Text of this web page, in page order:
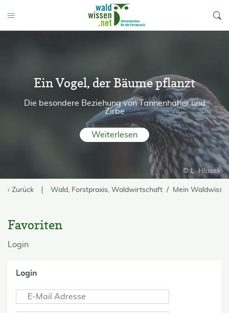
Toggle Menu
© L. Hlasek
Ein Vogel, der Bäume pflanzt
Die besondere Beziehung von Tannenhäher und
Zirbe
Weiterlesen
‹ Zurück Wald, Forstpraxis, Waldwirtschaft Mein
Favoriten
Login
Login